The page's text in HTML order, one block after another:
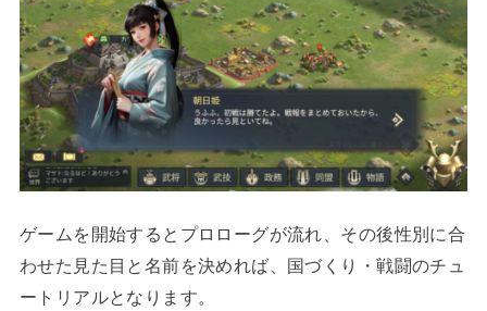
ゲームを開始するとプロローグが流れ、その後性別に合
わせた見た目と名前を決めれば、国づくり・戦闘のチュ
ートリアルとなります。